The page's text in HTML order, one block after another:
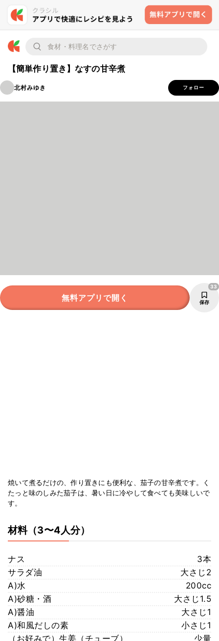
【簡単作り置き】なすの甘辛煮
北村みゆき フォロー
無料アプリで開く 保存
33
焼いて煮るだけの、作り置きにも便利な、茄子の甘辛煮です。く
たっと味のしみた茄子は、暑い日に冷やして食べても美味しいで
す。
材料（3〜4人分）
ナス
3本
サラダ油
大さじ2
A)水
200cc
A)砂糖・酒
大さじ1.5
A)醤油
大さじ1
A)和風だしの素
小さじ1
（お好みで）生姜（チューブ）
少量